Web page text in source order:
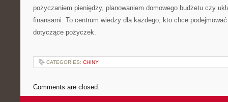
pożyczaniem pieniędzy, planowaniem domowego budżetu czy
finansami. To centrum wiedzy dla każdego, kto chce
dotyczące pożyczek.
CATEGORIES: CHINY
Comments are closed.